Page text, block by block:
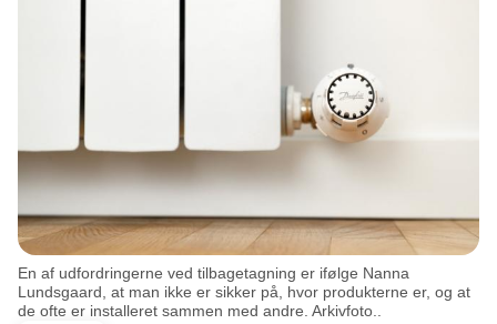
En af udfordringerne ved tilbagetagning er ifølge Nanna
Lundsgaard, at man ikke er sikker på, hvor produkterne er, og at
de ofte er installeret sammen med andre. Arkivfoto..